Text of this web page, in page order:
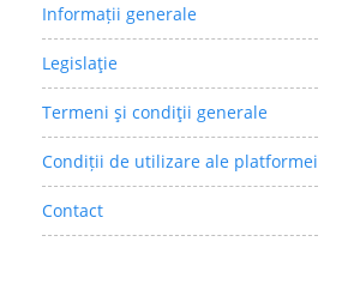
Informații generale
Legislaţie
Termeni şi condiţii generale
Condiții de utilizare ale platformei
Contact